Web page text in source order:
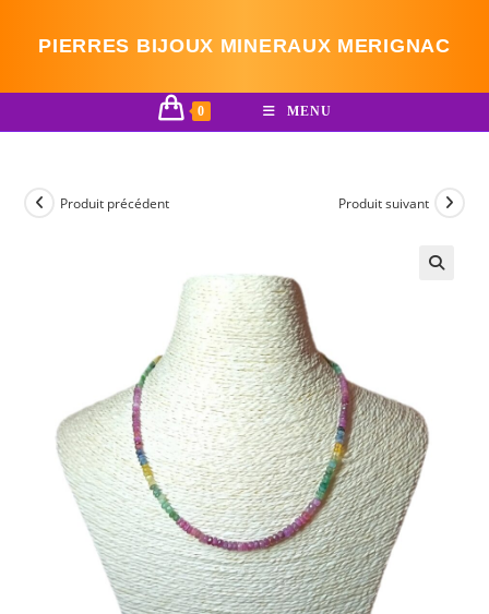
PIERRES BIJOUX MINERAUX MERIGNAC
0 MENU
Produit précédent Produit suivant